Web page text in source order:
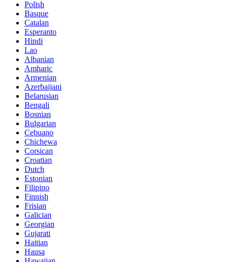
Polish
Basque
Catalan
Esperanto
Hindi
Lao
Albanian
Amharic
Armenian
Azerbaijani
Belarusian
Bengali
Bosnian
Bulgarian
Cebuano
Chichewa
Corsican
Croatian
Dutch
Estonian
Filipino
Finnish
Frisian
Galician
Georgian
Gujarati
Haitian
Hausa